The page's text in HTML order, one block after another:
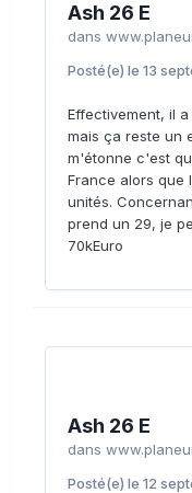
Ash 26 E
dans
Posté(e) le 13
Effectivement, il
mais ça reste un
m'étonne c'est
France alors que
unités.
prend un 29, je
70kEuro
Ash 26 E
dans
Posté(e) le 12